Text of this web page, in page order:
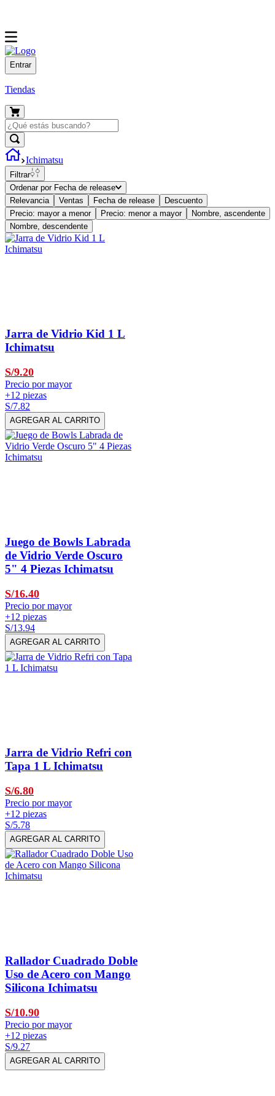
Entrar
Tiendas
Ichimatsu
Filtrar
Ordenar por Fecha de release
Relevancia
Ventas Fecha de release
Descuento
Precio: mayor a menor
Precio: menor a mayor
Nombre, ascendente
Nombre, descendente
Jarra de Vidrio Kid 1 L
Ichimatsu
S/9.20
Precio por mayor
+12 piezas
S/7.82
AGREGAR AL CARRITO
Juego de Bowls Labrada
de Vidrio Verde Oscuro
5" 4 Piezas Ichimatsu
S/16.40
Precio por mayor
+12 piezas
S/13.94
AGREGAR AL CARRITO
Jarra de Vidrio Refri con
Tapa 1 L Ichimatsu
S/6.80
Precio por mayor
+12 piezas
S/5.78
AGREGAR AL CARRITO
Rallador Cuadrado Doble
Uso de Acero con Mango
Silicona Ichimatsu
S/10.90
Precio por mayor
+12 piezas
S/9.27
AGREGAR AL CARRITO